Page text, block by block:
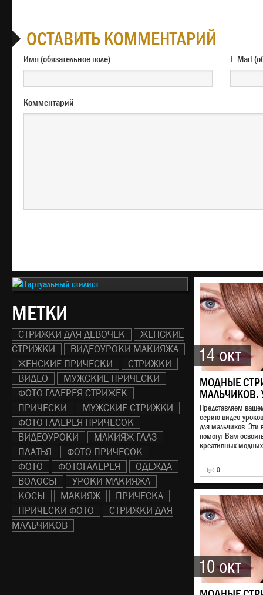
ОСТАВИТЬ КОММЕНТАРИЙ
Имя (обязательное поле) E-
Комментарий
МЕТКИ
СТРИЖКИ ДЛЯ ДЕВОЧЕК
ЖЕНСКИЕ
СТРИЖКИ
ВИДЕОУРОКИ МАКИЯЖА
ЖЕНСКИЕ ПРИЧЕСКИ
СТРИЖКИ
ВИДЕО
МУЖСКИЕ ПРИЧЕСКИ
ФОТО ГАЛЕРЕЯ СТРИЖЕК
ПРИЧЕСКИ
МУЖСКИЕ СТРИЖКИ
ФОТО ГАЛЕРЕЯ ПРИЧЕСОК
ВИДЕОУРОКИ
МАКИЯЖ ГЛАЗ
ПЛАТЬЯ
ФОТО ПРИЧЕСОК
ФОТО
ФОТОГАЛЕРЕЯ
ОДЕЖДА
ВОЛОСЫ
УРОКИ МАКИЯЖА
КОСЫ
МАКИЯЖ
ПРИЧЕСКА
ПРИЧЕСКИ ФОТО
СТРИЖКИ ДЛЯ
МАЛЬЧИКОВ
14 окт
МОДНЫЕ
МАЛЬЧИКОВ.
Представляем
серию видео-
для мальчиков. Эти
помогут Вам
креативных
0
10 окт